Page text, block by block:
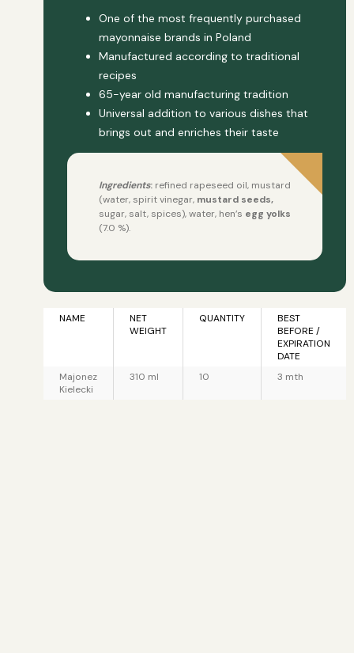
One of the most frequently purchased
mayonnaise brands in Poland
Manufactured according to traditional
recipes
65-year old manufacturing tradition
Universal addition to various dishes that
brings out and enriches their taste
Ingredients: refined rapeseed oil, mustard
(water, spirit vinegar, mustard seeds,
sugar, salt, spices), water, hen’s egg yolks
(7.0 %).
NAME
NET
WEIGHT
QUANTITY
BEST
BEFORE /
EXPIRATION
DATE
Majonez
Kielecki
310 ml 10 3 mth